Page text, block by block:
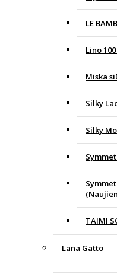
LE
Lino
Miska
Silky
Silky
TAIMI
Lana Gatto